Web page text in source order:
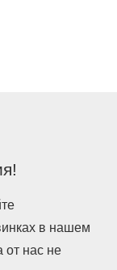
в нашем
от нас не